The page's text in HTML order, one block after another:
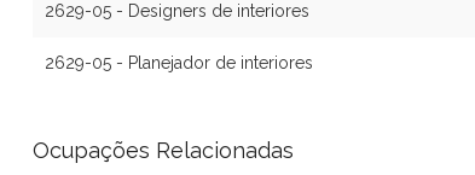
2629-05 - Designers de interiores
2629-05 - Planejador de interiores
Ocupações Relacionadas